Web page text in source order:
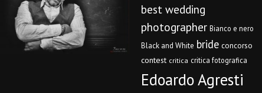
best wedding
photographer Bianco e nero
Black and White bride concorso
contest critica critica fotografica
Edoardo Agresti